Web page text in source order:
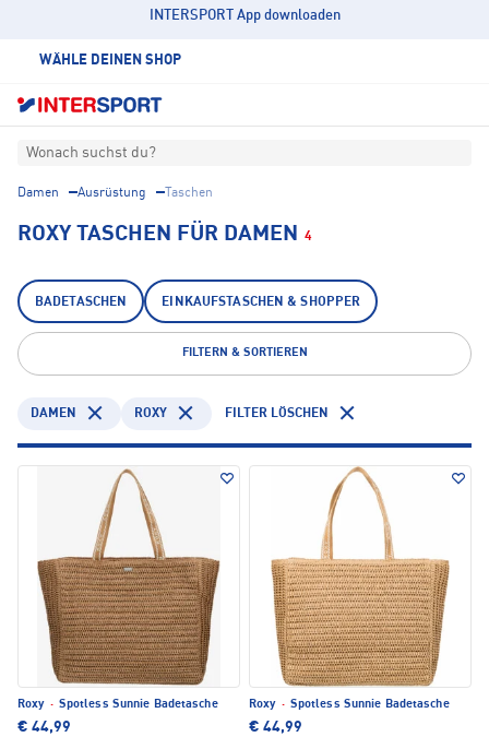
INTERSPORT App downloaden
WÄHLE DEINEN SHOP
Wonach suchst du?
Damen Ausrüstung Taschen
ROXY TASCHEN FÜR DAMEN 4
BADETASCHEN EINKAUFSTASCHEN & SHOPPER
FILTERN & SORTIEREN
DAMEN ROXY FILTER LÖSCHEN
Roxy · Spotless Sunnie Badetasche
€ 44,99
Roxy · Spotless Sunnie Badetasche
€ 44,99